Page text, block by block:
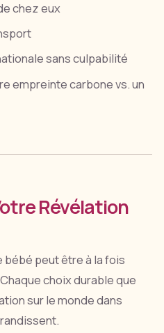
chez eux
sans culpabilité
empreinte carbone vs. un
Révélation
peut être à la fois
choix durable que
sur le monde dans